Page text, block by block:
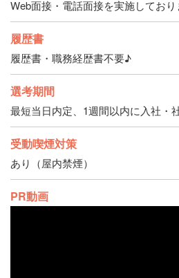
Web面接・電話面接を実施しており
履歴書
履歴書・職務経歴書不要♪
選考期間
最短当日内定、1週間以内に入社・
受動喫煙対策
あり（屋内禁煙）
PR動画